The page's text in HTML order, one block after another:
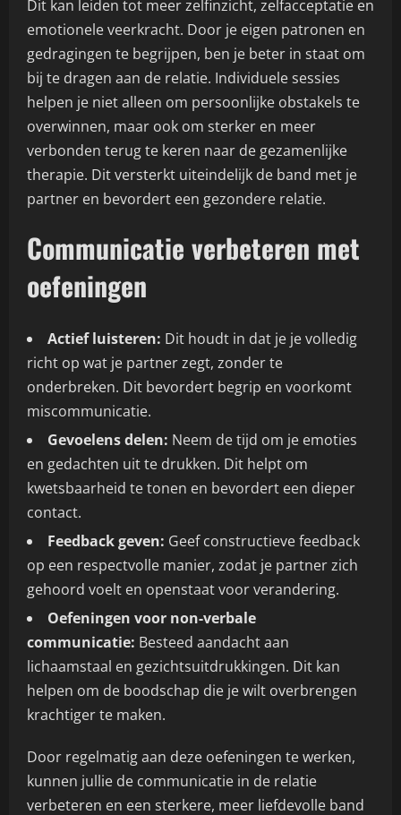
Dit kan leiden tot meer zelfinzicht, zelfacceptatie en
emotionele veerkracht. Door je eigen patronen en
gedragingen te begrijpen, ben je beter in staat om
bij te dragen aan de relatie. Individuele sessies
helpen je niet alleen om persoonlijke obstakels te
overwinnen, maar ook om sterker en meer
verbonden terug te keren naar de gezamenlijke
therapie. Dit versterkt uiteindelijk de band met je
partner en bevordert een gezondere relatie.
Communicatie verbeteren met
oefeningen
Actief luisteren: Dit houdt in dat je je volledig
richt op wat je partner zegt, zonder te
onderbreken. Dit bevordert begrip en voorkomt
miscommunicatie.
Gevoelens delen: Neem de tijd om je emoties
en gedachten uit te drukken. Dit helpt om
kwetsbaarheid te tonen en bevordert een dieper
contact.
Feedback geven: Geef constructieve feedback
op een respectvolle manier, zodat je partner zich
gehoord voelt en openstaat voor verandering.
Oefeningen voor non-verbale
communicatie: Besteed aandacht aan
lichaamstaal en gezichtsuitdrukkingen. Dit kan
helpen om de boodschap die je wilt overbrengen
krachtiger te maken.
Door regelmatig aan deze oefeningen te werken,
kunnen jullie de communicatie in de relatie
verbeteren en een sterkere, meer liefdevolle band